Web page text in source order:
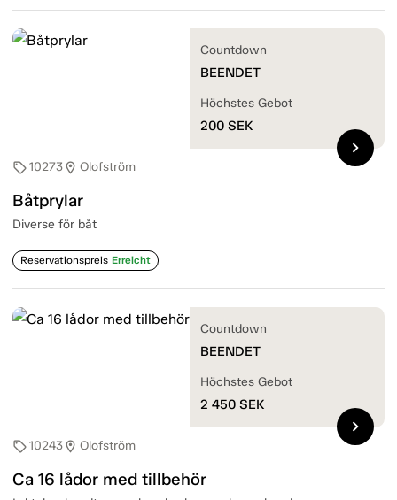
sell10273location_on Olofström
Båtprylar
Diverse för båt
Reservationspreis Erreicht
Countdown
BEENDET
Höchstes Gebot
200 SEK
chevron_right
sell10243location_on Olofström
Ca 16 lådor med tillbehör
Countdown
BEENDET
Höchstes Gebot
2 450 SEK
chevron_right